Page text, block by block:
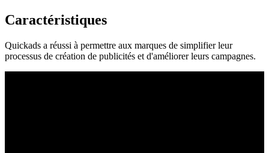
Caractéristiques
Quickads a réussi à permettre aux marques de simplifier leur
processus de création de publicités et d'améliorer leurs campagnes.